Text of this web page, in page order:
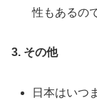
性もあるの
3. その他
日本はいつ